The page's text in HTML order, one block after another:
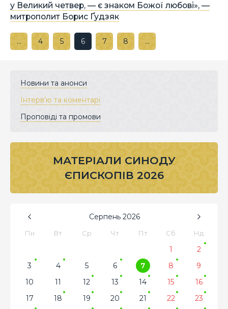
у Великий четвер, — є знаком Божої любові», —
митрополит Борис Ґудзяк
… 4 5 6 7 8 …
Новини та анонси
Інтерв’ю та коментарі
Проповіді та промови
МАТЕРІАЛИ СИНОДУ
ЄПИСКОПІВ 2026
Серпень 2026
Пн Вт Ср Чт Пт Сб Нд
1
2
3
4 5 6 7 8
9
10
11 12 13 14 15
16
17
18 19 20 21 22
23